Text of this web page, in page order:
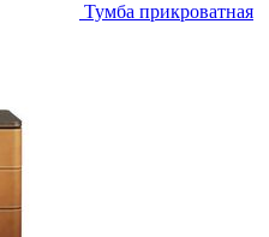
Тумба прикроватная